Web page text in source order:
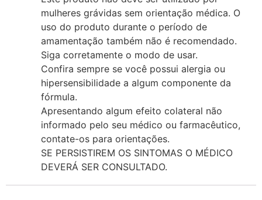
mulheres grávidas sem orientação médica. O
uso do produto durante o período de
amamentação também não é recomendado.
Siga corretamente o modo de usar.
Confira sempre se você possui alergia ou
hipersensibilidade a algum componente da
fórmula.
Apresentando algum efeito colateral não
informado pelo seu médico ou farmacêutico,
contate-os para orientações.
SE PERSISTIREM OS SINTOMAS O MÉDICO
DEVERÁ SER CONSULTADO.